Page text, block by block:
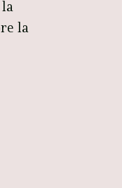
la
la